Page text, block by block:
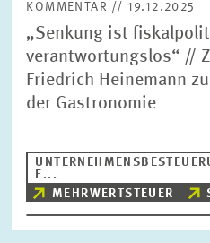
KOMMENTAR // 19.12.2025
„Senkung ist
verantwortungslos“ //
Friedrich Heinemann
der Gastronomie
E...
MEHRWERTSTEUER